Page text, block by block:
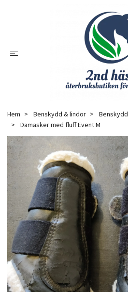
Hem Benskydd & lindor Benskydd
Damasker med fluff Event M